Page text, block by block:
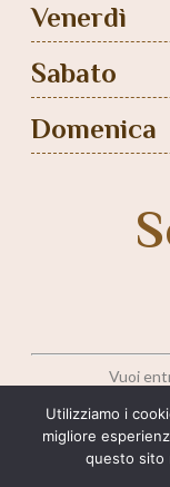
Venerdì
Sabato
Domenica
Vuoi
Utilizziamo i
migliore
questo sito